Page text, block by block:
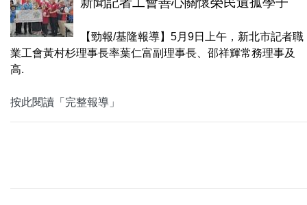
【勁報/基隆報導】5月9日上午，新北市記者職
業工會黃村杉理事長率葉仁富副理事長、邵祥輝常務理事及
高.
按此閱讀「完整報導」